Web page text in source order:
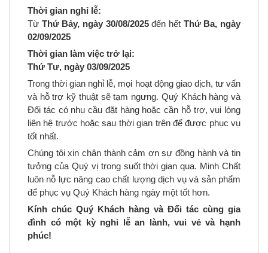
Thời gian nghỉ lễ:
Từ Thứ Bảy, ngày 30/08/2025đến hết Thứ Ba, ngày
02/09/2025
Thời gian làm việc trở lại:
Thứ Tư, ngày 03/09/2025
Trong thời gian nghỉ lễ, mọi hoạt động giao dịch, tư vấn
và hỗ trợ kỹ thuật sẽ tạm ngưng. Quý Khách hàng và
Đối tác có nhu cầu đặt hàng hoặc cần hỗ trợ, vui lòng
liên hệ trước hoặc sau thời gian trên để được phục vụ
tốt nhất.
Chúng tôi xin chân thành cảm ơn sự đồng hành và tin
tưởng của Quý vị trong suốt thời gian qua. Minh Chất
luôn nỗ lực nâng cao chất lượng dịch vụ và sản phẩm
để phục vụ Quý Khách hàng ngày một tốt hơn.
Kính chúc Quý Khách hàng và Đối tác cùng gia
đình có một kỳ nghỉ lễ an lành, vui vẻ và hạnh
phúc!